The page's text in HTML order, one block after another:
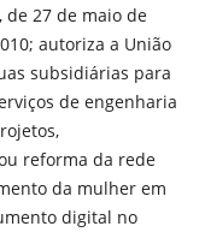
de 27 de maio de
autoriza a União
subsidiárias para
de engenharia
reforma da rede
da mulher em
digital no